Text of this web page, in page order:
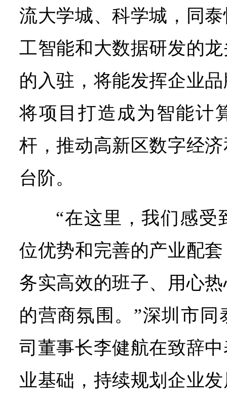
流大学城、科学城，同
工智能和大数据研发的
的入驻，将能发挥企业
将项目打造成为智能计
杆，推动高新区数字经
台阶。
“在这里，我们感受
位优势和完善的产业配
务实高效的班子、用心
的营商氛围。”深圳市
司董事长李健航在致辞
业基础，持续规划企业